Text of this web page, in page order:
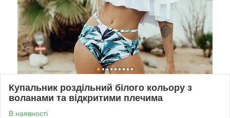
Купальник роздільний білого кольору з
воланами та відкритими плечима
В наявності